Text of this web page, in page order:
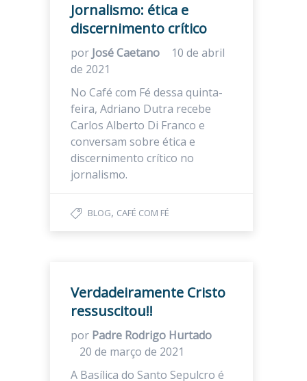
Jornalismo: ética e
discernimento crítico
por José Caetano
10 de abril
de 2021
No Café com Fé dessa quinta-
feira, Adriano Dutra recebe
Carlos Alberto Di Franco e
conversam sobre ética e
discernimento crítico no
jornalismo.
BLOG, CAFÉ COM FÉ
Verdadeiramente Cristo
ressuscitou!!
por Padre Rodrigo Hurtado
20 de março de 2021
A Basílica do Santo Sepulcro é